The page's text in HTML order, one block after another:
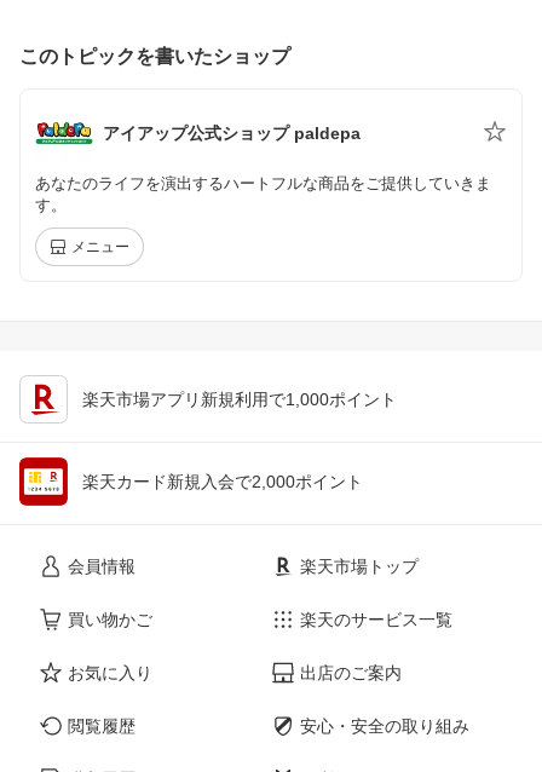
このトピックを書いたショップ
アイアップ公式ショップ paldepa
あなたのライフを演出するハートフルな商品をご提供していきま
す。
メニュー
楽天市場アプリ新規利用で1,000ポイント
楽天カード新規入会で2,000ポイント
会員情報
買い物かご
お気に入り
閲覧履歴
楽天市場トップ
楽天のサービス一覧
出店のご案内
安心・安全の取り組み